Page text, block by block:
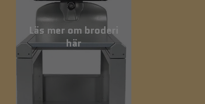
Läs mer om broderi
här